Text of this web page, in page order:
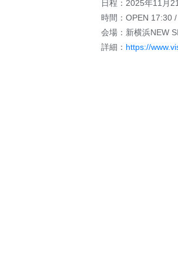
日程：2025年11月
時間：OPEN 17:30
会場：新横浜NEW
詳細： https://